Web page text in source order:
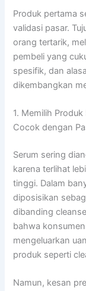
Produk pertama
validasi pasar.
orang tertarik,
pembeli yang
spesifik, dan
dikembangkan
1. Memilih
Cocok dengan
Serum sering
karena terlihat
tinggi. Dalam
diposisikan
dibanding
bahwa
mengeluarkan
produk seperti
Namun, kesan